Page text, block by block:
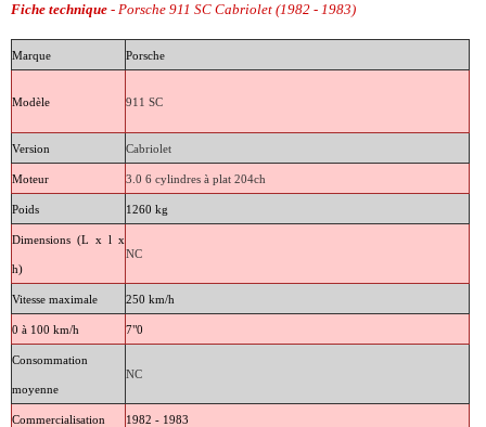
Fiche technique - Porsche 911 SC Cabriolet (1982 - 1983)
Marque Porsche
Modèle 911 SC
Version Cabriolet
Moteur 3.0 6 cylindres à plat 204ch
Poids 1260 kg
Dimensions (L x l x
h)
NC
Vitesse maximale 250 km/h
0 à 100 km/h 7"0
Consommation
moyenne
NC
Commercialisation 1982 - 1983